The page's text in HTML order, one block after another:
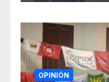
OPINIÓN